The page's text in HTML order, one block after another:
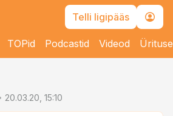
Telli ligipääs
TOPid Podcastid Videod
20.03.20, 15:10